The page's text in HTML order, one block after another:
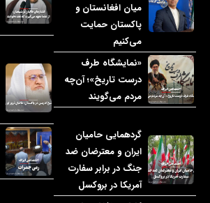
میان افغانستان و
پاکستان حمایت
می‌کنیم
«نمایشگاه طرف
درست تاریخ»؛ آن‌چه
مردم می‌گویند
گردهمایی حامیان
ایران و معترضان ضد
جنگ در برابر سفارت
آمریکا در بروکسل